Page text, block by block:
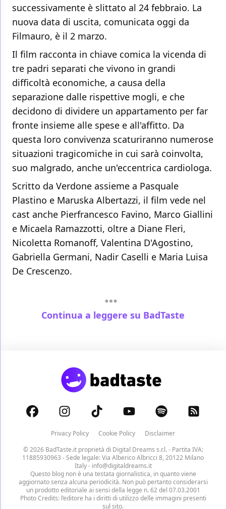
successivamente è slittato al 24 febbraio. La
nuova data di uscita, comunicata oggi da
Filmauro, è il 2 marzo.
Il film racconta in chiave comica la vicenda di
tre padri separati che vivono in grandi
difficoltà economiche, a causa della
separazione dalle rispettive mogli, e che
decidono di dividere un appartamento per far
fronte insieme alle spese e all'affitto. Da
questa loro convivenza scaturiranno numerose
situazioni tragicomiche in cui sarà coinvolta,
suo malgrado, anche un'eccentrica cardiologa.
Scritto da Verdone assieme a Pasquale
Plastino e Maruska Albertazzi, il film vede nel
cast anche Pierfrancesco Favino, Marco Giallini
e Micaela Ramazzotti, oltre a Diane Fleri,
Nicoletta Romanoff, Valentina D'Agostino,
Gabriella Germani, Nadir Caselli e Maria Luisa
De Crescenzo.
Continua a leggere su BadTaste
Privacy Policy Cookie Policy
Disclaimer
© 2026 BadTaste.it proprietà di Digital Dreams s.r.l.- Partita IVA:
11885930963 - Sede legale: Via Alberico Albricci 8, 20122 Milano
Italy - info@digitaldreams.it
Questo blog non è una testata giornalistica, in quanto viene
aggiornato senza alcuna periodicità. Non può pertanto considerarsi
un prodotto editoriale ai sensi della legge n. 62 del 07.03.2001
Photo Credits: l’editore ha i diritti di utilizzo delle immagini presenti
sul sito.